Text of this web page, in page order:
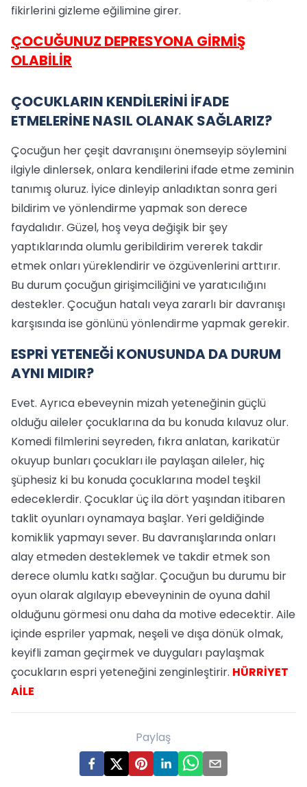
fikirlerini gizleme eğilimine girer.
ÇOCUĞUNUZ DEPRESYONA GİRMİŞ
OLABİLİR
ÇOCUKLARIN KENDİLERİNİ İFADE
ETMELERİNE NASIL OLANAK SAĞLARIZ?
Çocuğun her çeşit davranışını önemseyip söylemini
ilgiyle dinlersek, onlara kendilerini ifade etme zeminin
tanımış oluruz. İyice dinleyip anladıktan sonra geri
bildirim ve yönlendirme yapmak son derece
faydalıdır. Güzel, hoş veya değişik bir şey
yaptıklarında olumlu geribildirim vererek takdir
etmek onları yüreklendirir ve özgüvenlerini arttırır.
Bu durum çocuğun girişimciliğini ve yaratıcılığını
destekler. Çocuğun hatalı veya zararlı bir davranışı
karşısında ise gönlünü yönlendirme yapmak gerekir.
ESPRİ YETENEĞİ KONUSUNDA DA DURUM
AYNI MIDIR?
Evet. Ayrıca ebeveynin mizah yeteneğinin güçlü
olduğu aileler çocuklarına da bu konuda kılavuz olur.
Komedi filmlerini seyreden, fıkra anlatan, karikatür
okuyup bunları çocukları ile paylaşan aileler, hiç
şüphesiz ki bu konuda çocuklarına model teşkil
edeceklerdir. Çocuklar üç ila dört yaşından itibaren
taklit oyunları oynamaya başlar. Yeri geldiğinde
komiklik yapmayı sever. Bu davranışlarında onları
alay etmeden desteklemek ve takdir etmek son
derece olumlu katkı sağlar. Çocuğun bu durumu bir
oyun olarak algılayıp ebeveyninin de oyuna dahil
olduğunu görmesi onu daha da motive edecektir. Aile
içinde espriler yapmak, neşeli ve dışa dönük olmak,
keyifli zaman geçirmek ve duyguları paylaşmak
çocukların espri yeteneğini zenginleştirir. HÜRRİYET
AİLE
Paylaş